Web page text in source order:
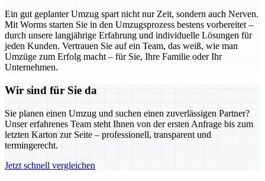
Ein gut geplanter Umzug spart nicht nur Zeit, sondern auch Nerven.
Mit Worms starten Sie in den Umzugsprozess bestens vorbereitet –
durch unsere langjährige Erfahrung und individuelle Lösungen für
jeden Kunden. Vertrauen Sie auf ein Team, das weiß, wie man
Umzüge zum Erfolg macht – für Sie, Ihre Familie oder Ihr
Unternehmen.
Wir sind für Sie da
Sie planen einen Umzug und suchen einen zuverlässigen Partner?
Unser erfahrenes Team steht Ihnen von der ersten Anfrage bis zum
letzten Karton zur Seite – professionell, transparent und
termingerecht.
Jetzt schnell vergleichen